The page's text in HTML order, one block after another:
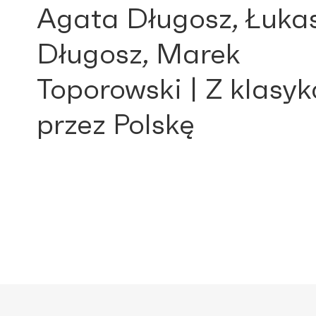
Agata Długosz,
Długosz, Marek
Toporowski | Z
przez Polskę